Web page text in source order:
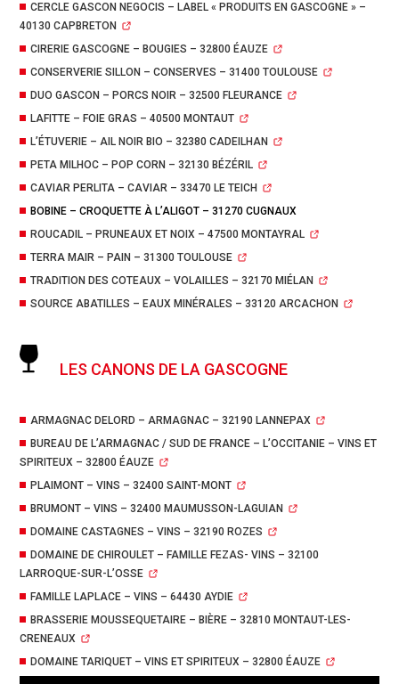
CERCLE GASCON NEGOCIS – LABEL « PRODUITS EN GASCOGNE » –
40130 CAPBRETON
CIRERIE GASCOGNE – BOUGIES – 32800 ÉAUZE
CONSERVERIE SILLON – CONSERVES – 31400 TOULOUSE
DUO GASCON – PORCS NOIR – 32500 FLEURANCE
LAFITTE – FOIE GRAS – 40500 MONTAUT
L’ÉTUVERIE – AIL NOIR BIO – 32380 CADEILHAN
PETA MILHOC – POP CORN – 32130 BÉZÉRIL
CAVIAR PERLITA – CAVIAR – 33470 LE TEICH
BOBINE – CROQUETTE À L’ALIGOT – 31270 CUGNAUX
ROUCADIL – PRUNEAUX ET NOIX – 47500 MONTAYRAL
TERRA MAIR – PAIN – 31300 TOULOUSE
TRADITION DES COTEAUX – VOLAILLES – 32170 MIÉLAN
SOURCE ABATILLES – EAUX MINÉRALES – 33120 ARCACHON
LES CANONS DE LA GASCOGNE
ARMAGNAC DELORD – ARMAGNAC – 32190 LANNEPAX
BUREAU DE L’ARMAGNAC / SUD DE FRANCE – L’OCCITANIE – VINS ET
SPIRITEUX – 32800 ÉAUZE
PLAIMONT – VINS – 32400 SAINT-MONT
BRUMONT – VINS – 32400 MAUMUSSON-LAGUIAN
DOMAINE CASTAGNES – VINS – 32190 ROZES
DOMAINE DE CHIROULET – FAMILLE FEZAS- VINS – 32100
LARROQUE-SUR-L’OSSE
FAMILLE LAPLACE – VINS – 64430 AYDIE
BRASSERIE MOUSSEQUETAIRE – BIÈRE – 32810 MONTAUT-LES-
CRENEAUX
DOMAINE TARIQUET – VINS ET SPIRITEUX – 32800 ÉAUZE